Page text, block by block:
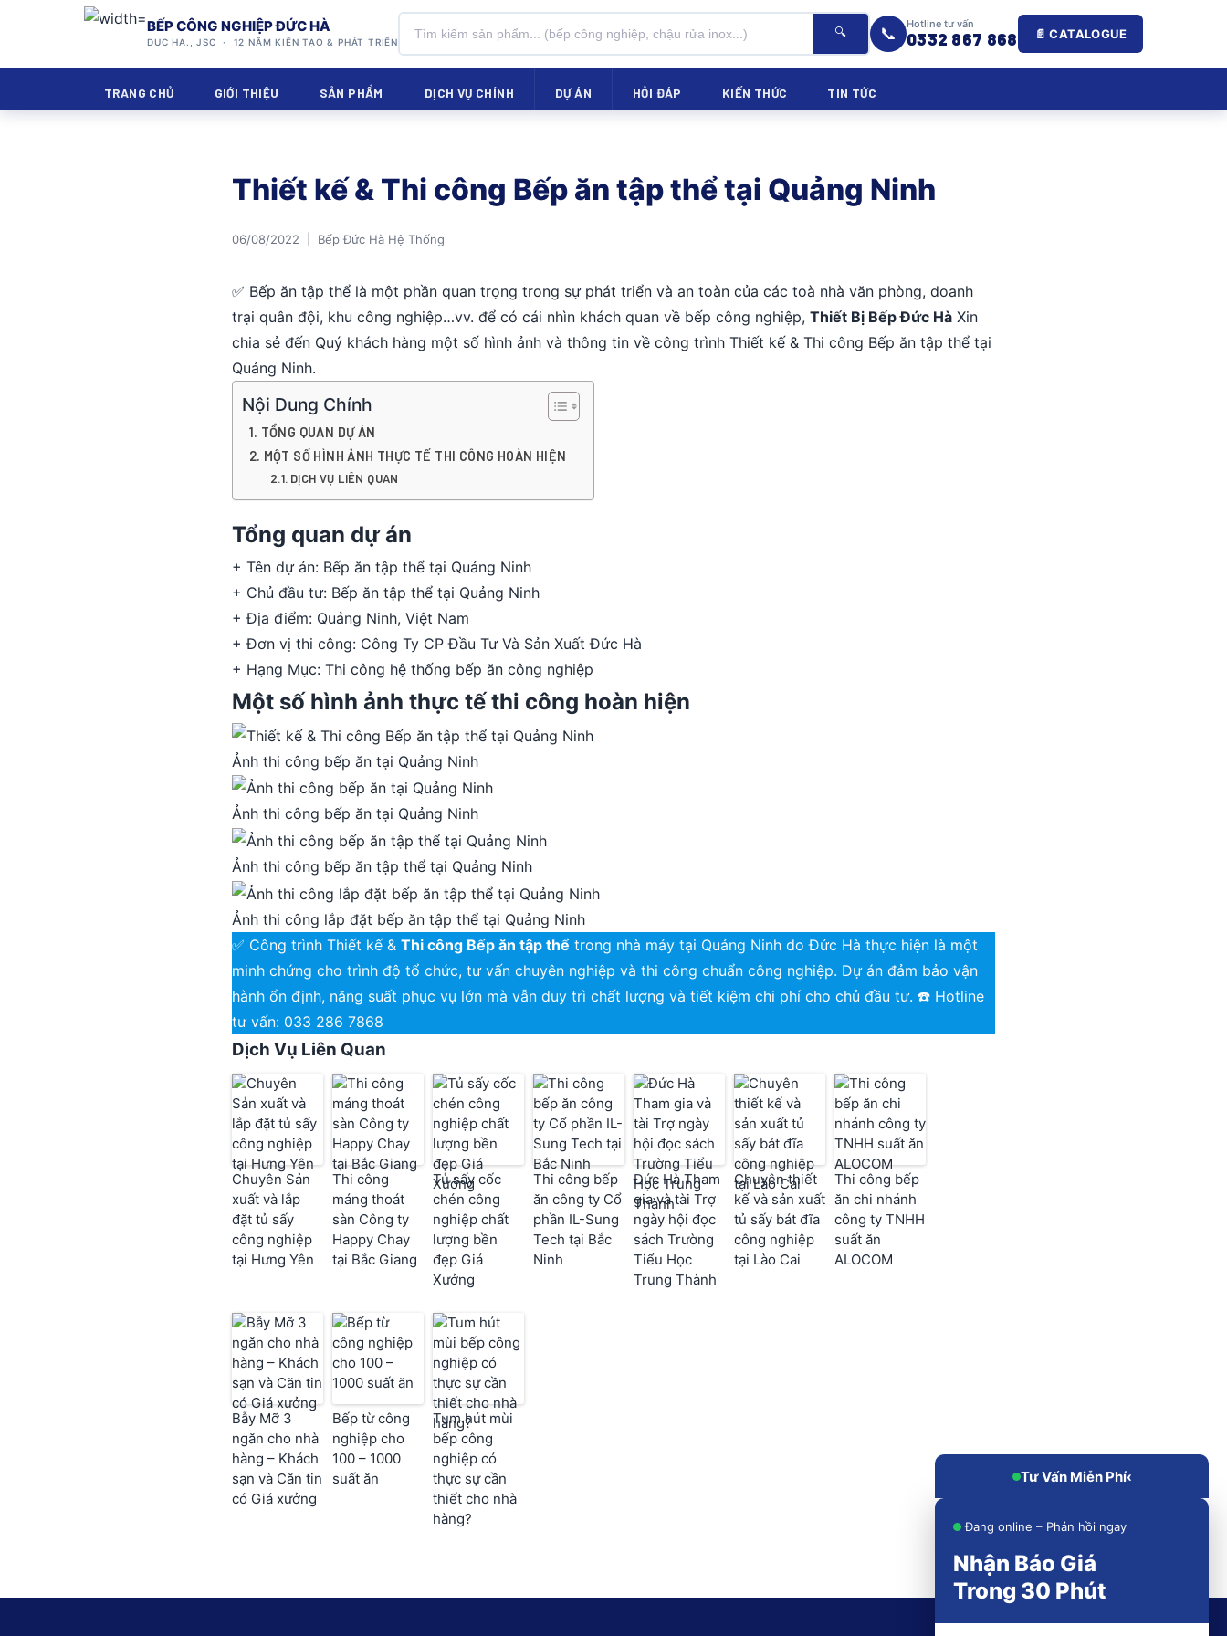
BẾP CÔNG NGHIỆP ĐỨC HÀ
DUC HA., JSC · 12 NĂM KIẾN TẠO & PHÁT TRIỂN
🔍 📞 Hotline tư vấn
0332 867 868 📄 CATALOGUE
TRANG CHỦ GIỚI THIỆU SẢN PHẨM DỊCH VỤ CHÍNH DỰ ÁN HỎI ĐÁP KIẾN THỨC TIN TỨC
Thiết kế & Thi công Bếp ăn tập thể tại Quảng Ninh
06/08/2022 | Bếp Đức Hà Hệ Thống
✅ Bếp ăn tập thể là một phần quan trọng trong sự phát triển và an toàn của các toà nhà văn phòng, doanh
trại quân đội, khu công nghiệp…vv. để có cái nhìn khách quan về bếp công nghiệp, Thiết Bị Bếp Đức Hà Xin
chia sẻ đến Quý khách hàng một số hình ảnh và thông tin về công trình Thiết kế & Thi công Bếp ăn tập thể tại
Quảng Ninh.
Nội Dung Chính
TỔNG QUAN DỰ ÁN
MỘT SỐ HÌNH ẢNH THỰC TẾ THI CÔNG HOÀN HIỆN
DỊCH VỤ LIÊN QUAN
Tổng quan dự án
+ Tên dự án: Bếp ăn tập thể tại Quảng Ninh
+ Chủ đầu tư: Bếp ăn tập thể tại Quảng Ninh
+ Địa điểm: Quảng Ninh, Việt Nam
+ Đơn vị thi công: Công Ty CP Đầu Tư Và Sản Xuất Đức Hà
+ Hạng Mục: Thi công hệ thống bếp ăn công nghiệp
Một số hình ảnh thực tế thi công hoàn hiện
Ảnh thi công bếp ăn tại Quảng Ninh
Ảnh thi công bếp ăn tại Quảng Ninh
Ảnh thi công bếp ăn tập thể tại Quảng Ninh
Ảnh thi công lắp đặt bếp ăn tập thể tại Quảng Ninh
✅ Công trình Thiết kế & Thi công Bếp ăn tập thể trong nhà máy tại Quảng Ninh do Đức Hà thực hiện là một
minh chứng cho trình độ tổ chức, tư vấn chuyên nghiệp và thi công chuẩn công nghiệp. Dự án đảm bảo vận
hành ổn định, năng suất phục vụ lớn mà vẫn duy trì chất lượng và tiết kiệm chi phí cho chủ đầu tư. ☎️ Hotline
tư vấn: 033 286 7868
Dịch Vụ Liên Quan
Chuyên Sản
xuất và lắp
đặt tủ sấy
công nghiệp
tại Hưng Yên
Thi công
máng thoát
sàn Công ty
Happy Chay
tại Bắc Giang
Tủ sấy cốc
chén công
nghiệp chất
lượng bền
đẹp Giá
Xưởng
Thi công bếp
ăn công ty Cổ
phần IL-Sung
Tech tại Bắc
Ninh
Đức Hà Tham
gia và tài Trợ
ngày hội đọc
sách Trường
Tiểu Học
Trung Thành
Chuyên thiết
kế và sản xuất
tủ sấy bát đĩa
công nghiệp
tại Lào Cai
Thi công bếp
ăn chi nhánh
công ty TNHH
suất ăn
ALOCOM
Bẫy Mỡ 3
ngăn cho nhà
hàng – Khách
sạn và Căn tin
có Giá xưởng
Bếp từ công
nghiệp cho
100 – 1000
suất ăn
Tum hút mùi
bếp công
nghiệp có
thực sự cần
thiết cho nhà
hàng?
Tư Vấn Miễn Phí‹
Đang online – Phản hồi ngay
Nhận Báo Giá
Trong 30 Phút